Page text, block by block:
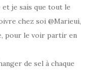
et je sais que tout le
chez soi @Marieui,
pour le voir partir en
de sel à chaque